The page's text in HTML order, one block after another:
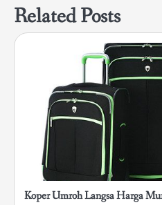
Related Posts
Koper Umroh Langsa Harga